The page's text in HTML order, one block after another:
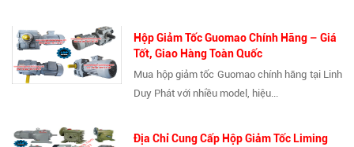
Hộp Giảm Tốc Guomao Chính Hãng – Giá
Tốt, Giao Hàng Toàn Quốc
Mua hộp giảm tốc Guomao chính hãng tại Linh
Duy Phát với nhiều model, hiệu...
Địa Chỉ Cung Cấp Hộp Giảm Tốc Liming